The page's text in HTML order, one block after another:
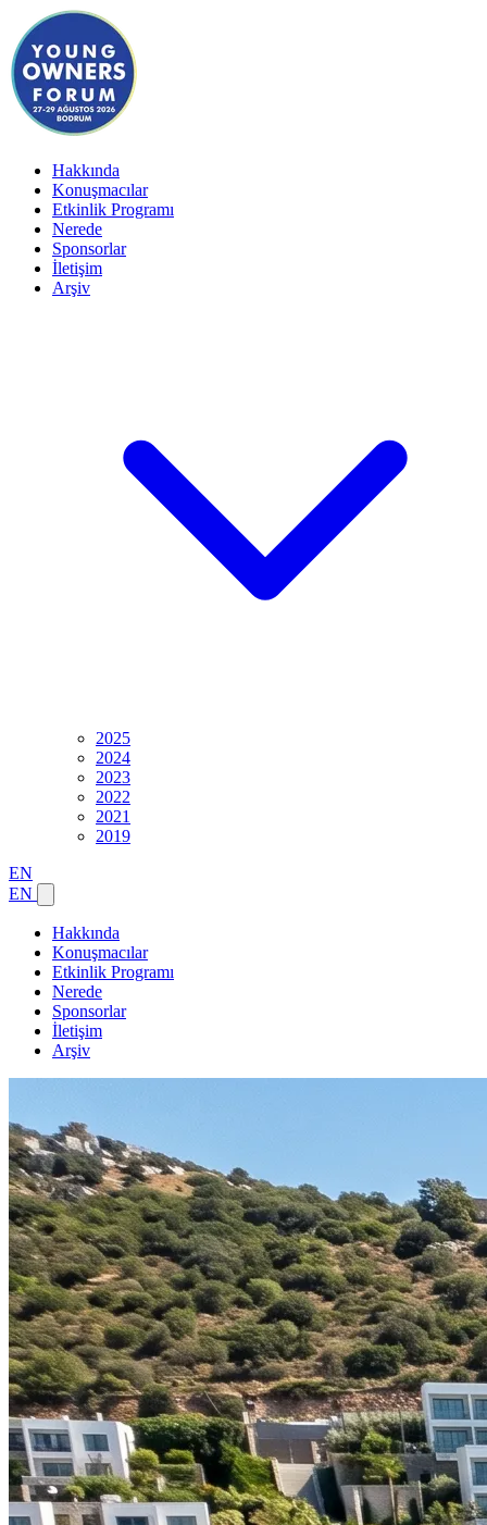
Hakkında
Konuşmacılar
Etkinlik Programı
Nerede
Sponsorlar
İletişim
Arşiv
2025
2024
2023
2022
2021
2019
EN
EN
Hakkında
Konuşmacılar
Etkinlik Programı
Nerede
Sponsorlar
İletişim
Arşiv